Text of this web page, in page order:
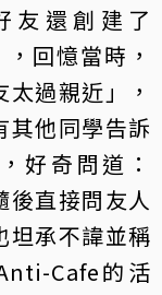
友還創建了
回憶當時，
過親近」，
其他同學告訴
好奇問道：
後直接問友人
坦承不諱並稱
Cafe的活